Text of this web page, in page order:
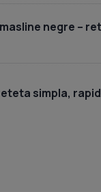
negre –
simpla,